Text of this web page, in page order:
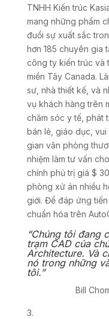
TNHH Kiến trúc
mang những phẩm
đuổi sự xuất sắc
hơn 185 chuyên gia
công ty kiến ​​trúc và
miền Tây Canada.
sư, nhà thiết kế, và
vụ khách hàng trên
chăm sóc y tế, phát
bán lẻ, giáo dục,
gian văn phòng
nhiệm làm tư vấn
chính phủ trị giá $
phòng xử án nhiều
giới. Để đáp ứng
chuẩn hóa trên
“Chúng tôi đang
trạm CAD của
Architecture. Và
nó trong những
tôi.”
Bill